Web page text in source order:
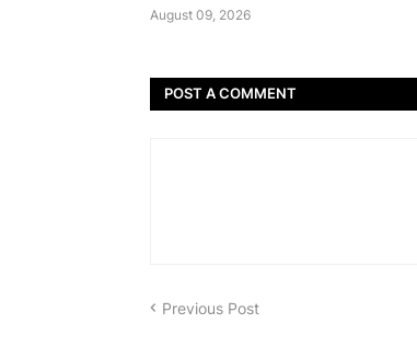
August 09, 2026
POST A COMMENT
Previous Post